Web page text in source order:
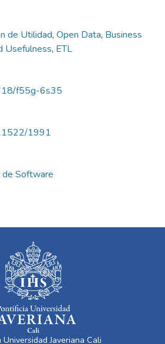
de Utilidad, Open Data, Business
Usefulness, ETL
f55g-6s35
1991
de Software
Javeriana Cali